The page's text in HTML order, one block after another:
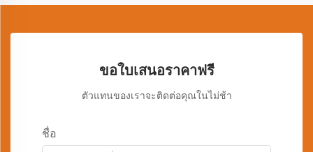
ขอใบเสนอราคาฟรี
ตัวแทนของเราจะติดต่อคุณในไม่ช้า
ชื่อ